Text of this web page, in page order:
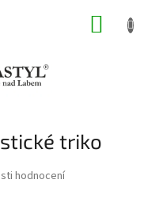
triko
hodnocení